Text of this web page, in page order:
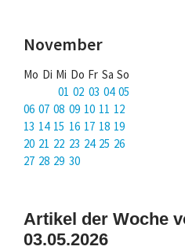
November
Mo Di Mi Do Fr Sa So
01 02 03 04 05
06 07 08 09 10 11 12
13 14 15 16 17 18 19
20 21 22 23 24 25 26
27 28 29 30
Artikel der Woche
03.05.2026